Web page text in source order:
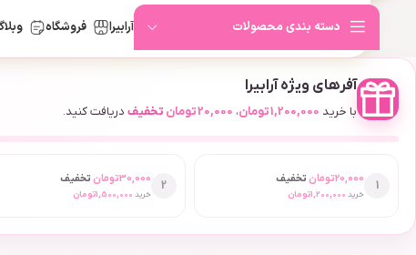
دسته بندی محصولات آرابیرا فروشگاه
آفرهای ویژه آرابیرا
با خرید 1,200,000تومان، 20,000تومان تخفیف دریافت کنید.
1
20,000تومان تخفیف
خرید 1,200,000تومان
2
30,000تومان تخفیف
خرید 1,500,000تومان